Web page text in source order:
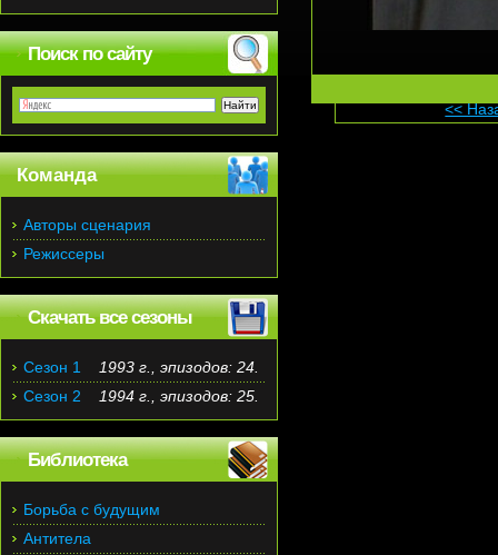
<<
Поиск по сайту
Команда
Авторы сценария
Режиссеры
Скачать все сезоны
Сезон 1
1993 г., эпизодов: 24.
Сезон 2
1994 г., эпизодов: 25.
Библиотека
Борьба с будущим
Антитела